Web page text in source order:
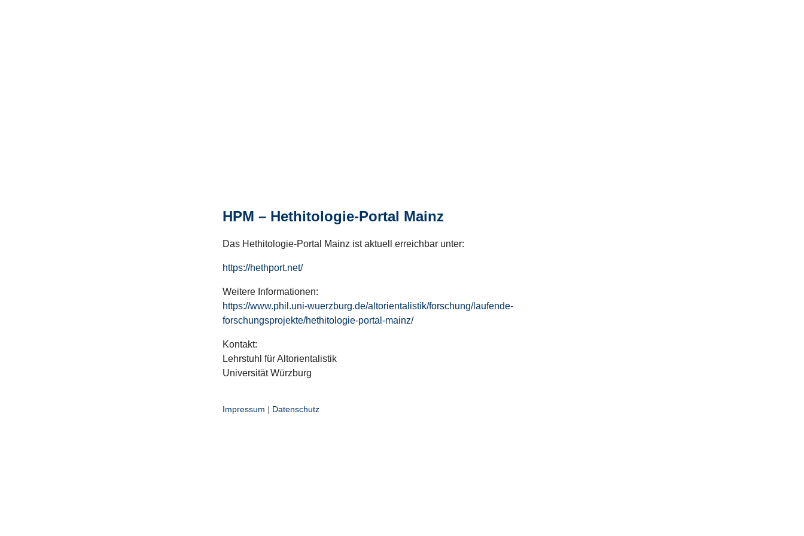
HPM – Hethitologie-Portal Mainz
Das Hethitologie-Portal Mainz ist aktuell erreichbar unter:
https://hethport.net/
Weitere Informationen:
https://www.phil.uni-wuerzburg.de/altorientalistik/forschung/laufende-
forschungsprojekte/hethitologie-portal-mainz/
Kontakt:
Lehrstuhl für Altorientalistik
Universität Würzburg
Impressum | Datenschutz